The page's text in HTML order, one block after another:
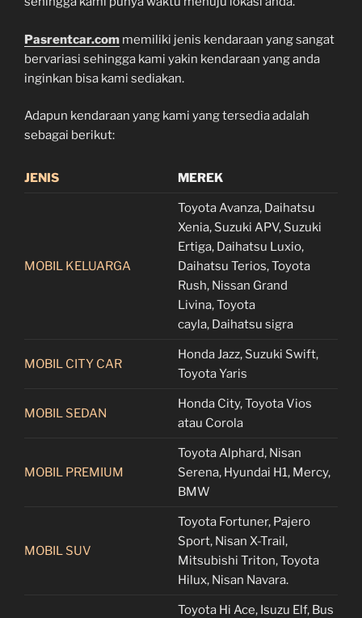
Pasrentcar.com memiliki jenis kendaraan yang sangat
bervariasi sehingga kami yakin kendaraan yang anda
inginkan bisa kami sediakan.
Adapun kendaraan yang kami yang tersedia adalah
sebagai berikut:
JENIS MEREK
MOBIL KELUARGA
Toyota Avanza, Daihatsu
Xenia, Suzuki APV, Suzuki
Ertiga, Daihatsu Luxio,
Daihatsu Terios, Toyota
Rush, Nissan Grand
Livina, Toyota
cayla, Daihatsu sigra
MOBIL CITY CAR
Honda Jazz, Suzuki Swift,
Toyota Yaris
MOBIL SEDAN
Honda City, Toyota Vios
atau Corola
MOBIL PREMIUM
Toyota Alphard, Nisan
Serena, Hyundai H1, Mercy,
BMW
MOBIL SUV
Toyota Fortuner, Pajero
Sport, Nisan X-Trail,
Mitsubishi Triton, Toyota
Hilux, Nisan Navara.
Toyota Hi Ace, Isuzu Elf, Bus